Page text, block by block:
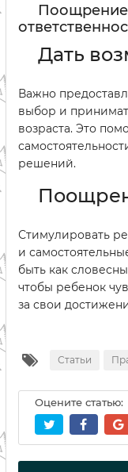
Поощрение
Дать
Важно
выбор и
возраста. Это
решений.
Стимулировать
и
быть как
чтобы ребенок
за свои
Статьи
Оцените статью: